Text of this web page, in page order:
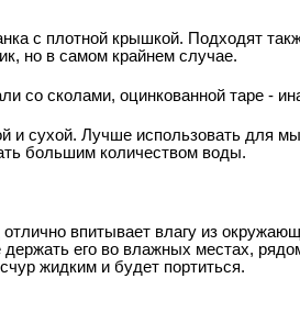
с плотной крышкой. Подходят
но в самом крайнем случае.
со сколами, оцинкованной таре -
и сухой. Лучше использовать для
большим количеством воды.
впитывает влагу из
его во влажных местах,
жидким и будет портиться.